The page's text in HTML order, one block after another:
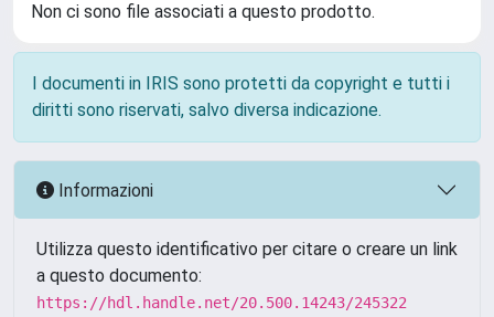
Non ci sono file associati a questo prodotto.
I documenti in IRIS sono protetti da copyright e tutti i
diritti sono riservati, salvo diversa indicazione.
Informazioni
Utilizza questo identificativo per citare o creare un link
a questo documento:
https://hdl.handle.net/20.500.14243/245322